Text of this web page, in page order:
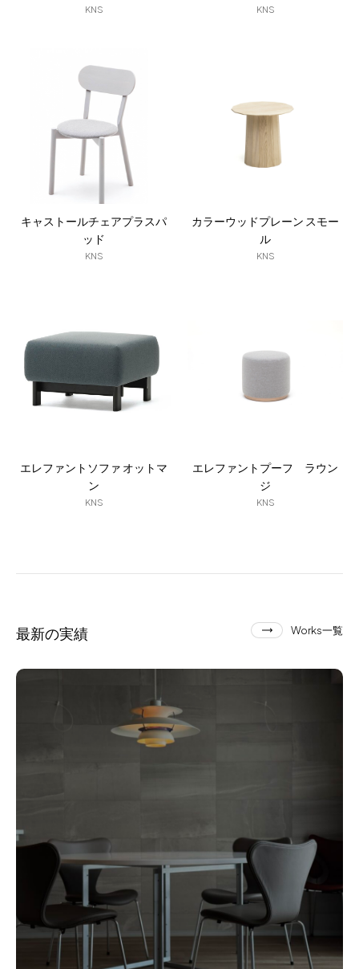
KNS KNS
キャストールチェアプラスパ
ッド
KNS
カラーウッドプレーン スモー
ル
KNS
エレファントソファ オットマ
ン
KNS
エレファントプーフ ラウン
ジ
KNS
最新の実績 Works一覧